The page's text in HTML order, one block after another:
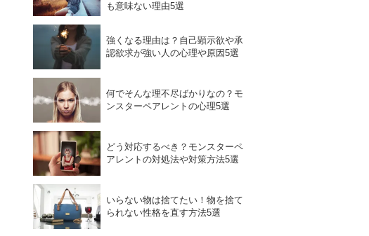
も意味ない理由5選
強くなる理由は？自己顕示欲や承
認欲求が強い人の心理や原因5選
何でそんな理不尽ばかりなの？モ
ンスターペアレントの心理5選
どう対応するべき？モンスターペ
アレントの対処法や対策方法5選
いらない物は捨てたい！物を捨て
られない性格を直す方法5選